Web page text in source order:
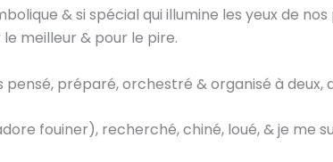
& si spécial qui illumine les yeux de
meilleur & pour le pire.
pensé, préparé, orchestré & organisé à deux,
fouiner), recherché, chiné, loué, & je me